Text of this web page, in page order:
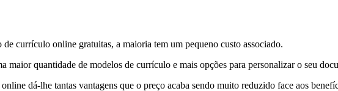
currículo online gratuitas, a maioria tem um pequeno custo associado.
maior quantidade de modelos de currículo e mais opções para personalizar o seu
dá-lhe tantas vantagens que o preço acaba sendo muito reduzido face aos